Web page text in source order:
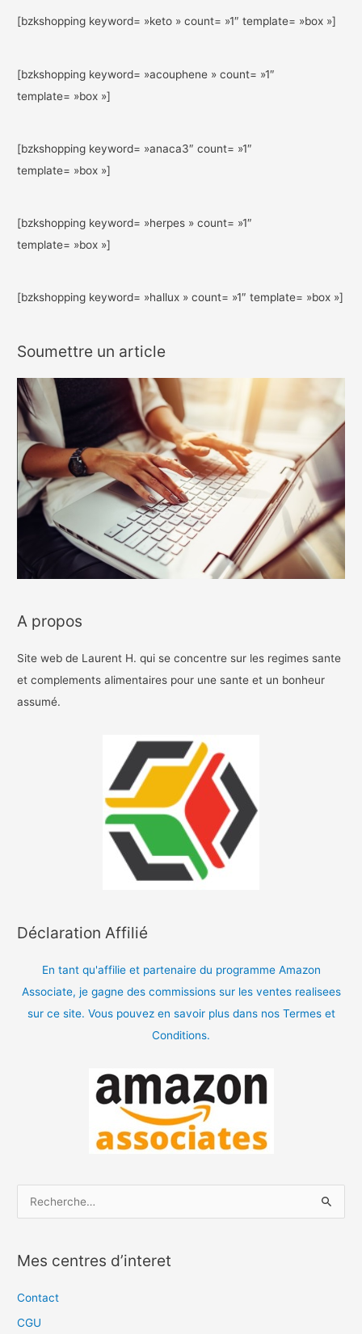
[bzkshopping keyword= »keto » count= »1″ template= »box »]
[bzkshopping keyword= »acouphene » count= »1″
template= »box »]
[bzkshopping keyword= »anaca3″ count= »1″
template= »box »]
[bzkshopping keyword= »herpes » count= »1″
template= »box »]
[bzkshopping keyword= »hallux » count= »1″ template= »box »]
Soumettre un article
A propos
Site web de Laurent H. qui se concentre sur les regimes sante
et complements alimentaires pour une sante et un bonheur
assumé.
Déclaration Affilié
En tant qu'affilie et partenaire du programme Amazon
Associate, je gagne des commissions sur les ventes realisees
sur ce site. Vous pouvez en savoir plus dans nos Termes et
Conditions.
h
e
Mes centres d’interet
Contact
CGU